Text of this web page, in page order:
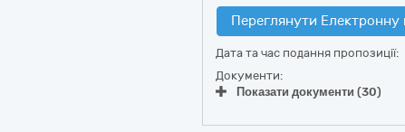
Переглянути
Дата та час подання пропозиції:
Документи:
Показати документи (30)